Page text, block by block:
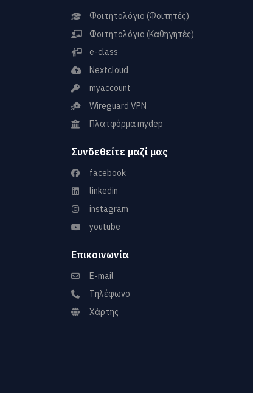
Φοιτητολόγιο (Φοιτητές)
Φοιτητολόγιο (Καθηγητές)
e-class
Nextcloud
myaccount
Wireguard VPN
Πλατφόρμα mydep
Συνδεθείτε μαζί μας
facebook
linkedin
instagram
youtube
Επικοινωνία
E-mail
Τηλέφωνο
Χάρτης